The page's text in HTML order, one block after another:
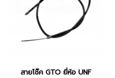
สายโช๊ค GTO ยี่ห้อ UNF